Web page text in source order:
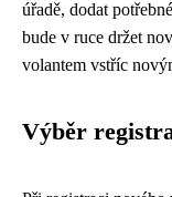
úřadě, dodat
bude v ruce držet
volantem vstříc
Výběr